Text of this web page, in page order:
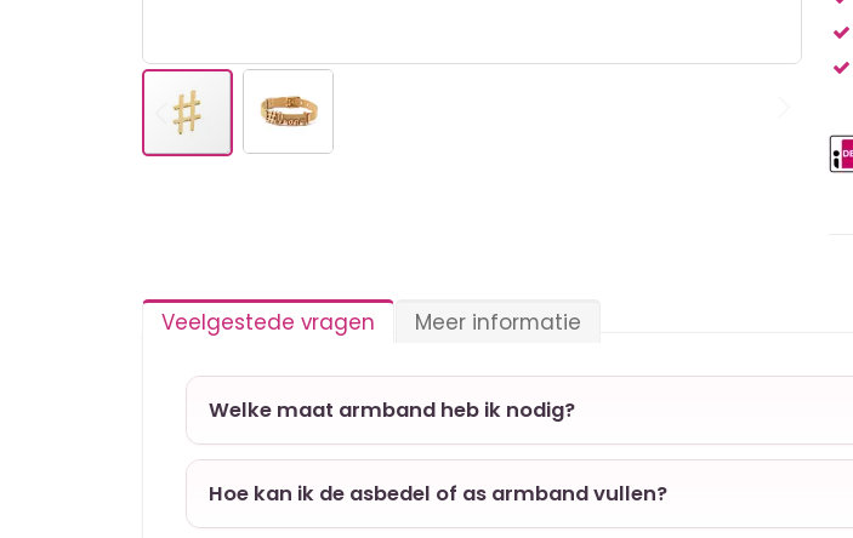
afbeeldingen-
gallerij
Veelgestede vragen
Welke maat armband heb ik nodig?
Hoe kan ik de asbedel of as armband vullen?
Meer informatie